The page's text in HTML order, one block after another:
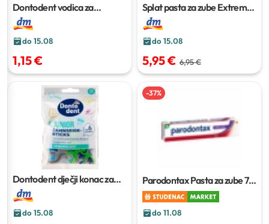
Dontodent vodica za
ispiranje usta Junior
do 15.08
1,15 €
Splat pasta za zube Extreme
White
do 15.08
5,95 € 6,95 €
Dontodent dječji konac za
zube s držačem Junior
kom
do 15.08
-37%
Parodontax Pasta za zube75
ml
do 11.08